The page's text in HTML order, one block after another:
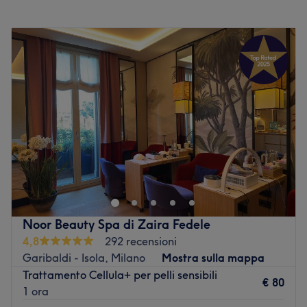
Specializzato in: dermopigmentazione, laminazione
ciglia e sopracciglia, needling viso e corpo.
Marche e prodotti utilizzati: Rigenera, Face+, That'so,
Dyodema Paris.
Vai al salone
Martedì
09:30
19:00
Mercoledì
19:00
09:30 –19:00
Venerdì
09:30–19:00
09:30–19:00
Domenica
Chiuso
BellAmí si trova in Via Vincenzo Mosca 21, nel cuore del
Vomero a Napoli, ed è un centro estetico pensato per chi
desidera prendersi cura di sé in un ambiente elegante,
curato e professionale.Fondato da Sara e Francesca, il
centro nasce dalla passione per l’estetica e dalla volontà
di offrire trattamenti efficaci, tecnologie avanzate e un
servizio attento e personalizzato. Grazie alla formazione
continua e alla selezione di tecnologie di ultima
generazione, BellAmí propone percorsi di bellezza
completi che uniscono risultati visibili e momenti di vero
Noor Beauty Spa di Zaira Fedele
4,8
292 recensioni
Garibaldi - Isola, Milano
Mostra sulla mappa
Trattamento Cellula+ per pelli sensibili
1 ora
€ 80